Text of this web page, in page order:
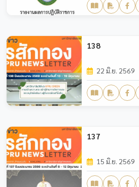
138
22 มิ.ย. 2569
137
15 มิ.ย. 2569